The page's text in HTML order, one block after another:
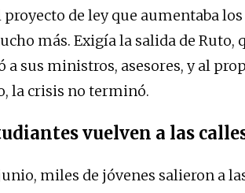
de ley que aumentaba
más. Exigía la salida de Ruto,
a sus ministros, asesores, y al
la crisis no terminó.
vuelven a las
miles de jóvenes salieron a